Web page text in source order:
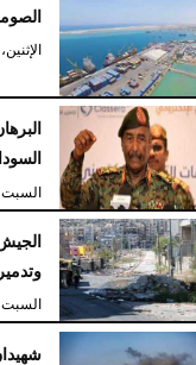
الإثنين، 12 يناير 2026
السبت، 10 يناير
السبت، 10 يناير